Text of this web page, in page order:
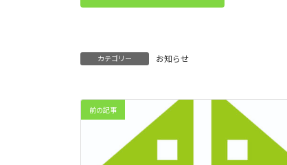
カテゴリー お知らせ
前の記事